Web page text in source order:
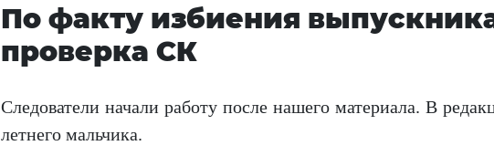
По факту избиения
проверка СК
Следователи начали работу после нашего материала. В
летнего мальчика.